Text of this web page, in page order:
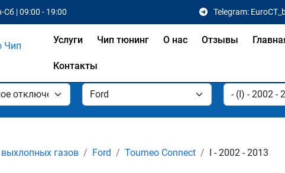
Сб | 09:00 - 19:00 Telegram:
Услуги Чип тюнинг О нас Отзывы
Контакты
газов Ford Tourneo Connect I - 2002 - 2013